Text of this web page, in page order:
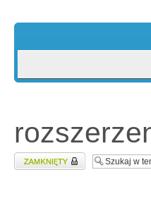
Zablokowany temat